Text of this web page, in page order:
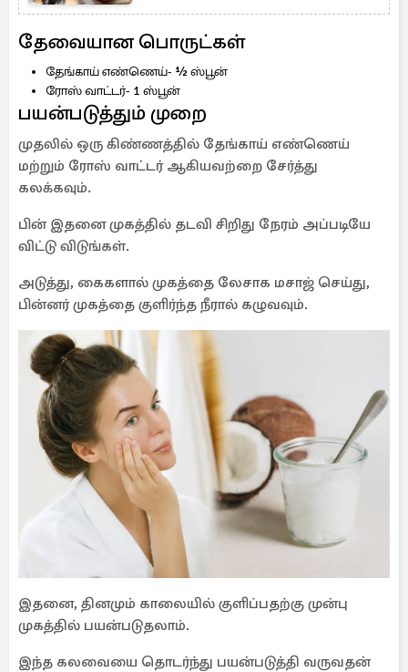
தேவையான பொருட்கள்
தேங்காய் எண்ணெய்- ½ ஸ்பூன்
ரோஸ் வாட்டர்- 1 ஸ்பூன்
பயன்படுத்தும் முறை
முதலில் ஒரு கிண்ணத்தில் தேங்காய் எண்ணெய்
மற்றும் ரோஸ் வாட்டர் ஆகியவற்றை சேர்த்து
கலக்கவும்.
பின் இதனை முகத்தில் தடவி சிறிது நேரம் அப்படியே
விட்டு விடுங்கள்.
அடுத்து, கைகளால் முகத்தை லேசாக மசாஜ் செய்து,
பின்னர் முகத்தை குளிர்ந்த நீரால் கழுவவும்.
இதனை, தினமும் காலையில் குளிப்பதற்கு முன்பு
முகத்தில் பயன்படுதலாம்.
இந்த கலவையை தொடர்ந்து பயன்படுத்தி வருவதன்